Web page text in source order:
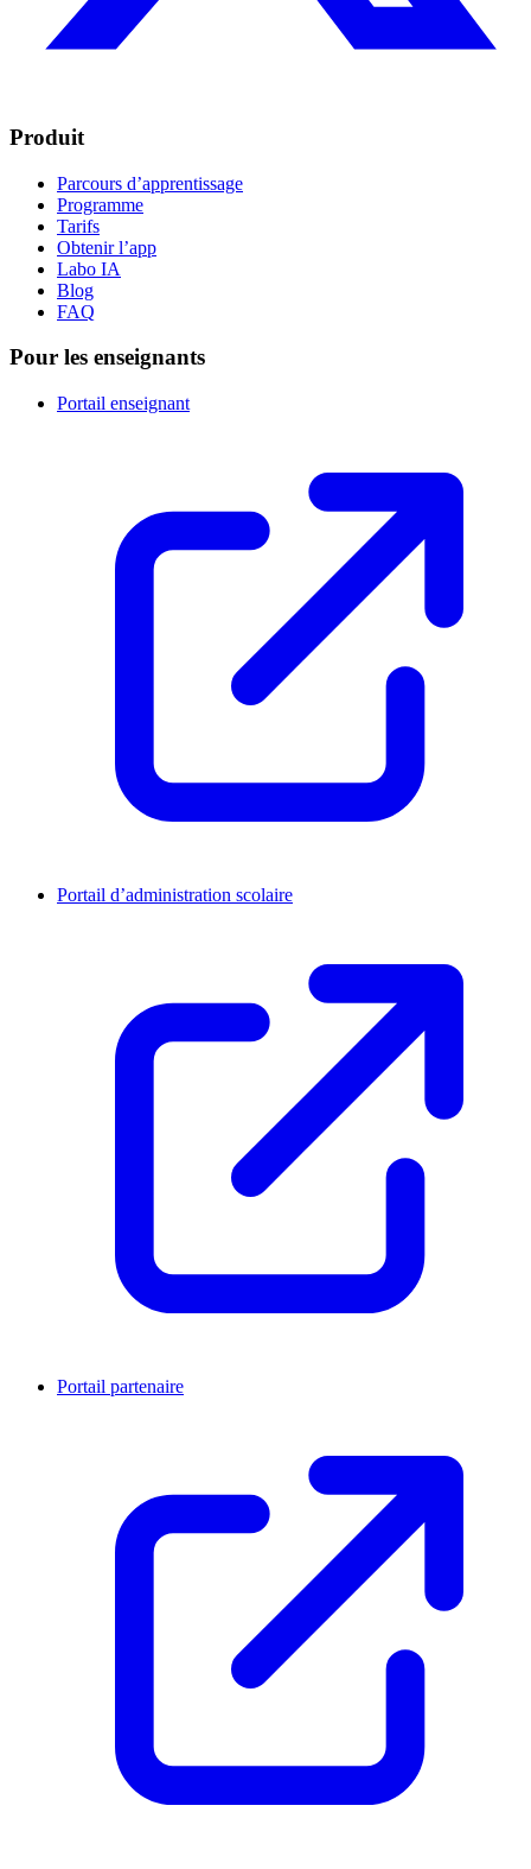
Produit
Parcours d’apprentissage
Programme
Tarifs
Obtenir l’app
Labo IA
Blog
FAQ
Pour les enseignants
Portail enseignant
Portail d’administration scolaire
Portail partenaire